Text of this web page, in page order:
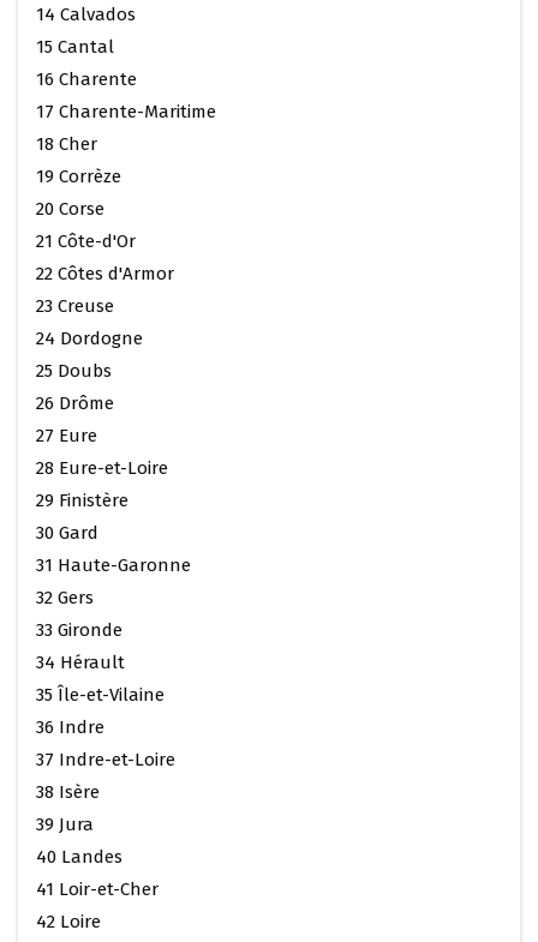
14 Calvados
15 Cantal
16 Charente
17 Charente-Maritime
18 Cher
19 Corrèze
20 Corse
21 Côte-d'Or
22 Côtes d'Armor
23 Creuse
24 Dordogne
25 Doubs
26 Drôme
27 Eure
28 Eure-et-Loire
29 Finistère
30 Gard
31 Haute-Garonne
32 Gers
33 Gironde
34 Hérault
35 Île-et-Vilaine
36 Indre
37 Indre-et-Loire
38 Isère
39 Jura
40 Landes
41 Loir-et-Cher
42 Loire